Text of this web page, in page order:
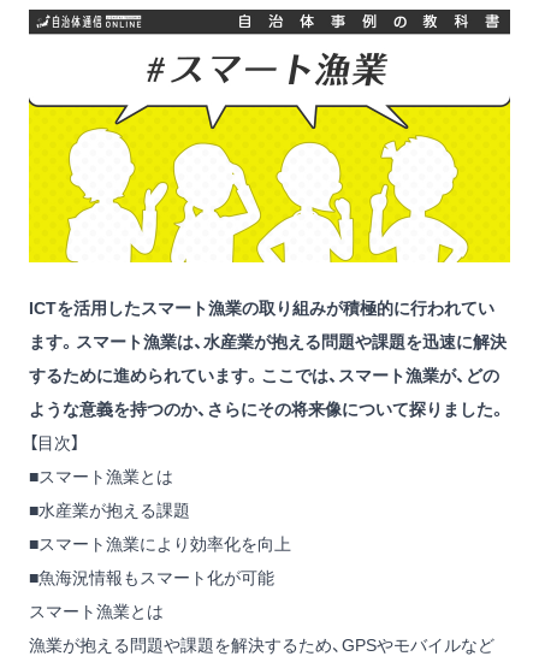
ICTを活用したスマート漁業の取り組みが積極的に行われてい
ます。スマート漁業は、水産業が抱える問題や課題を迅速に解決
するために進められています。ここでは、スマート漁業が、どの
ような意義を持つのか、さらにその将来像について探りました。
【目次】
■スマート漁業とは
■水産業が抱える課題
■スマート漁業により効率化を向上
■魚海況情報もスマート化が可能
スマート漁業とは
漁業が抱える問題や課題を解決するため、GPSやモバイルなど